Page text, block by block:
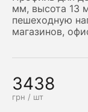
мм, высота 13
пешеходную
магазинов,
3438
грн / шт